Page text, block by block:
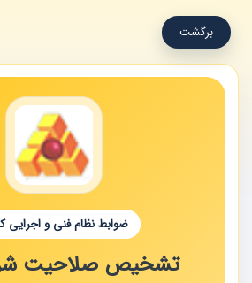
برگشت
ضوابط نظام فنی و اجرایی
تشخیص صلاحیت